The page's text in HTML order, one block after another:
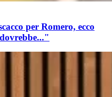
per Romero, ecco